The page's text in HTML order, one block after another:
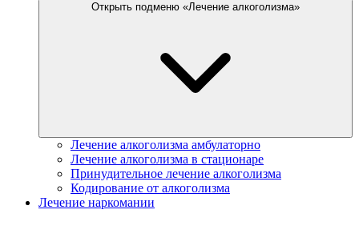
Открыть подменю «Лечение алкоголизма»
Лечение алкоголизма амбулаторно
Лечение алкоголизма в стационаре
Принудительное лечение алкоголизма
Кодирование от алкоголизма
Лечение наркомании